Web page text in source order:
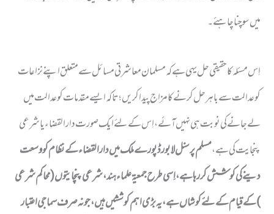
میں سوچنا چاہئے ۔
اِس مسئلہ کا حقیقی حل یہی ہے کہ مسلمان معاشرتی مسائل سے متعلق اپنے نزاعات
کو عدالت سے باہر حل کرنے کا مزاج پیدا کریں؛ تا کہ ایسے مقدمات کو عدالت میں
لے جانے کی نوبت ہی نہیں آئے، اِس کے لئے ایک صورت دارالقضاء یا شرعی
پنجایت کی ہے،مسلم پرسنل لا بورڈ پورے ملک میں دارالقضاء کے نظام کو وسعت
دینے کی کوشش کررہا ہے، اِسی طرح جمعیۃ علماء ہند، شرعی پنچایتوں ( محاکم شرعی
) کے قیام کے لئے کوشاں ہے، یہ بڑی اہم کوششیں ہیں، جو نہ صرف سماجی اعتبار